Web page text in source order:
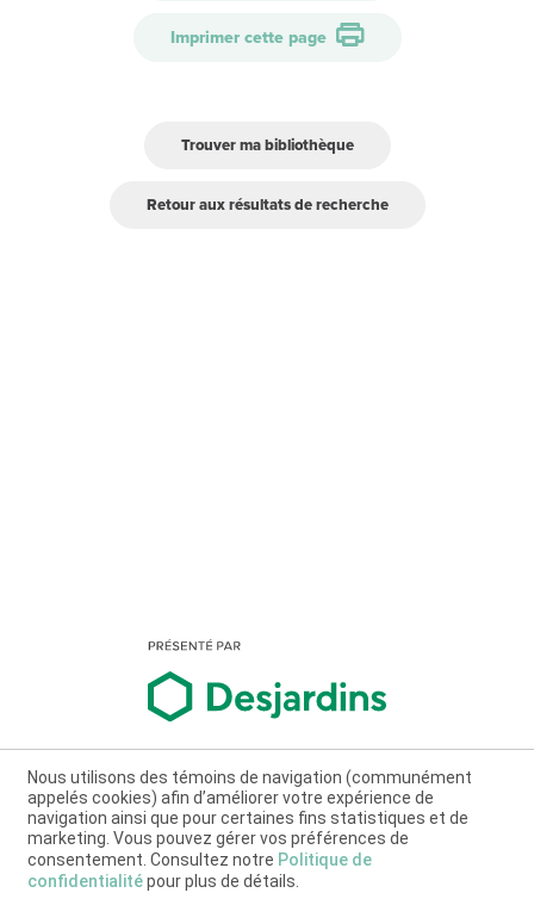
Imprimer cette page
Trouver ma bibliothèque
Retour aux résultats de recherche
Nous utilisons des témoins de navigation (communément
appelés cookies) afin d’améliorer votre expérience de
navigation ainsi que pour certaines fins statistiques et de
marketing. Vous pouvez gérer vos préférences de
consentement. Consultez notre Politique de
confidentialitépour plus de détails.